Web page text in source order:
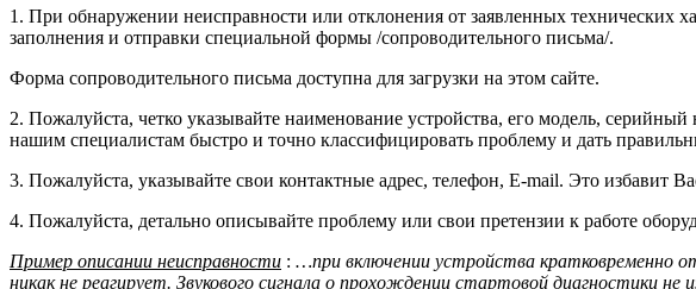
1. При обнаружении неисправности или отклонения от заявленных
заполнения и отправки специальной формы /сопроводительного письма/.
Форма сопроводительного письма доступна для загрузки на этом сайте.
2. Пожалуйста, четко указывайте наименование устройства, его модель,
нашим специалистам быстро и точно классифицировать проблему и дать
3. Пожалуйста, указывайте свои контактные адрес, телефон, E-mail. Это избавит
4. Пожалуйста, детально описывайте проблему или свои претензии к работе
Пример описании неисправности : …при включении устройства кратковременно
никак не реагирует. Звукового сигнала о прохождении стартовой диагностики